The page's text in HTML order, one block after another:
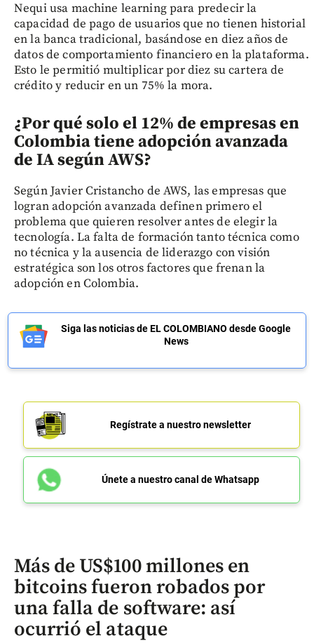
Nequi usa machine learning para predecir la
capacidad de pago de usuarios que no tienen historial
en la banca tradicional, basándose en diez años de
datos de comportamiento financiero en la plataforma.
Esto le permitió multiplicar por diez su cartera de
crédito y reducir en un 75% la mora.
¿Por qué solo el 12% de empresas en
Colombia tiene adopción avanzada
de IA según AWS?
Según Javier Cristancho de AWS, las empresas que
logran adopción avanzada definen primero el
problema que quieren resolver antes de elegir la
tecnología. La falta de formación tanto técnica como
no técnica y la ausencia de liderazgo con visión
estratégica son los otros factores que frenan la
adopción en Colombia.
Siga las noticias de EL COLOMBIANO desde Google
News
Regístrate a nuestro newsletter
Únete a nuestro canal de Whatsapp
Más de US$100 millones en
bitcoins fueron robados por
una falla de software: así
ocurrió el ataque